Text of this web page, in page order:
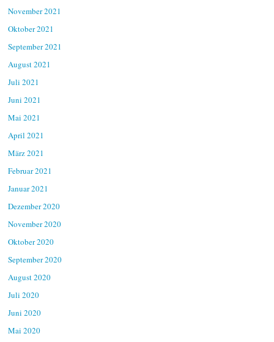
November 2021
Oktober 2021
September 2021
August 2021
Juli 2021
Juni 2021
Mai 2021
April 2021
März 2021
Februar 2021
Januar 2021
Dezember 2020
November 2020
Oktober 2020
September 2020
August 2020
Juli 2020
Juni 2020
Mai 2020